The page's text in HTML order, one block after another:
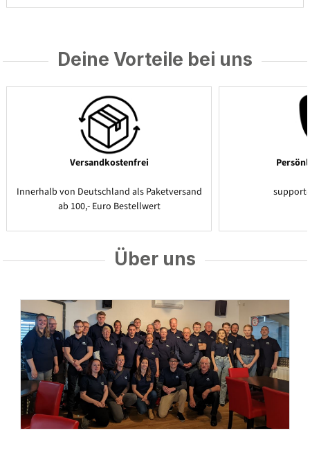
Deine Vorteile bei uns
Versandkostenfrei
Innerhalb von Deutschland als Paketversand
ab 100,- Euro Bestellwert
Über uns